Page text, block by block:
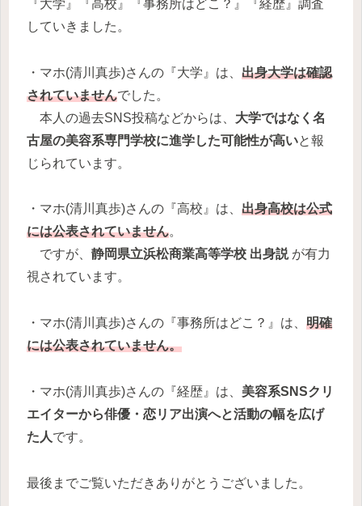
『大学』『高校』『事務所はどこ？』『経歴』調査
していきました。
・マホ(清川真歩)さんの『大学』は、 出身大学は確認
されていませんでした。
本人の過去SNS投稿などからは、 大学ではなく名
古屋の美容系専門学校に進学した可能性が高いと報
じられています。
・マホ(清川真歩)さんの『高校』は、 出身高校は公式
には公表されていません。
ですが、 静岡県立浜松商業高等学校 出身説が有力
視されています。
・マホ(清川真歩)さんの『事務所はどこ？』は、 明確
には公表されていません。
・マホ(清川真歩)さんの『経歴』は、 美容系SNSクリ
エイターから俳優・恋リア出演へと活動の幅を広げ
た人です。
最後までご覧いただきありがとうございました。